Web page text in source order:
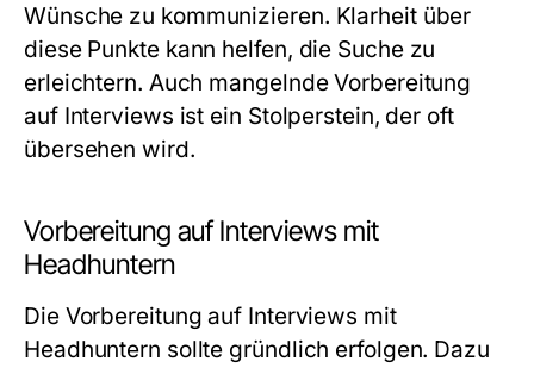
Wünsche zu kommunizieren. Klarheit über
diese Punkte kann helfen, die Suche zu
erleichtern. Auch mangelnde Vorbereitung
auf Interviews ist ein Stolperstein, der oft
übersehen wird.
Vorbereitung auf Interviews mit
Headhuntern
Die Vorbereitung auf Interviews mit
Headhuntern sollte gründlich erfolgen. Dazu